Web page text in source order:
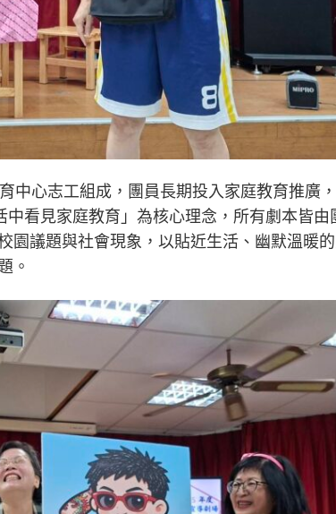
中心志工組成，團員長期投入家庭教育推廣，
看見家庭教育」為核心理念，所有劇本皆由
園議題與社會現象，以貼近生活、幽默溫暖
。